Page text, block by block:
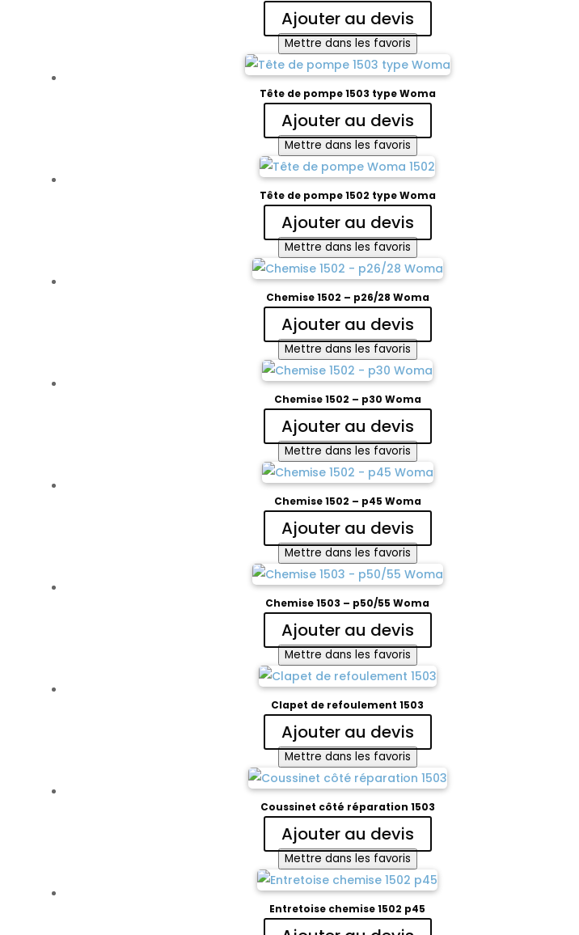
Ajouter au devis
Mettre dans les favoris
Tête de pompe 1503 type Woma
Ajouter au devis
Mettre dans les favoris
Tête de pompe 1502 type Woma
Ajouter au devis
Mettre dans les favoris
Chemise 1502 – p26/28 Woma
Ajouter au devis
Mettre dans les favoris
Chemise 1502 – p30 Woma
Ajouter au devis
Mettre dans les favoris
Chemise 1502 – p45 Woma
Ajouter au devis
Mettre dans les favoris
Chemise 1503 – p50/55 Woma
Ajouter au devis
Mettre dans les favoris
Clapet de refoulement 1503
Ajouter au devis
Mettre dans les favoris
Coussinet côté réparation 1503
Ajouter au devis
Mettre dans les favoris
Entretoise chemise 1502 p45